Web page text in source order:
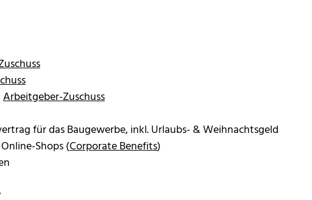
Arbeitgeber-Zuschuss
für das Baugewerbe, inkl. Urlaubs- & Weihnachtsgeld
Shops (Corporate Benefits)